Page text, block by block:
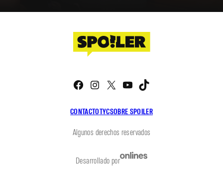
CONTACTOTYCSOBRE SPOILER
Facebook
Instagram
X YouTube
Algunos derechos reservados
Desarrollado por